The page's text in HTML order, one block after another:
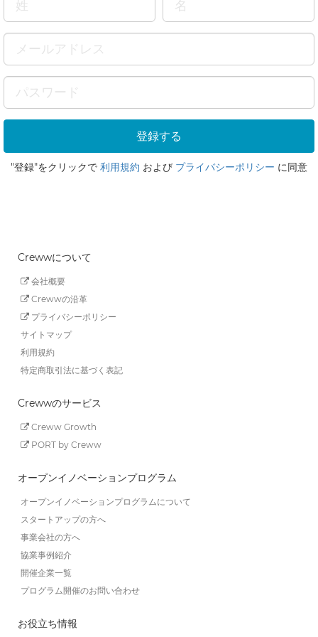
"登録"をクリックで 利用規約 および プライバシーポリシー に同意
Crewwについて
会社概要
Crewwの沿革
プライバシーポリシー
サイトマップ
利用規約
特定商取引法に基づく表記
Crewwのサービス
Creww Growth
PORT by Creww
オープンイノベーションプログラム
オープンイノベーションプログラムについて
スタートアップの方へ
事業会社の方へ
協業事例紹介
開催企業一覧
プログラム開催のお問い合わせ
お役立ち情報